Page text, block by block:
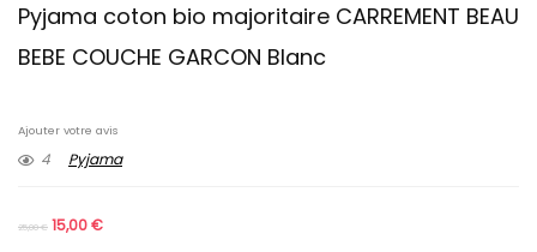
Pyjama coton bio majoritaire CARREMENT BEAU
BEBE COUCHE GARCON Blanc
Ajouter votre avis
4 Pyjama
25,00€ 15,00€